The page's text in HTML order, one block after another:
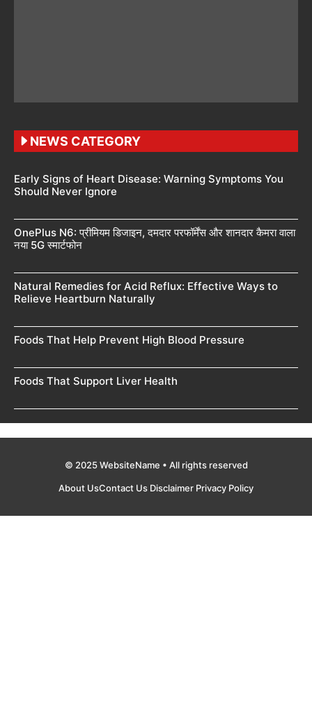
NEWS CATEGORY
Early Signs of Heart Disease: Warning Symptoms You
Should Never Ignore
OnePlus N6: प्रीमियम डिजाइन, दमदार परफॉर्मेंस और शानदार कैमरा वाला
नया 5G स्मार्टफोन
Natural Remedies for Acid Reflux: Effective Ways to
Relieve Heartburn Naturally
Foods That Help Prevent High Blood Pressure
Foods That Support Liver Health
© 2025 WebsiteName • All rights reserved
About UsContact Us Disclaimer Privacy Policy